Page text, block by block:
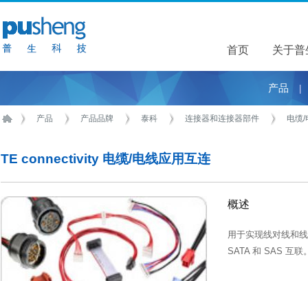
首页 关于普
关于普
产品
产品 产品品牌 泰科 连接器和连接器部件 电缆/
TE connectivity 电缆/电线应用互连
概述
用于实现线对线和
SATA 和 SAS 互联